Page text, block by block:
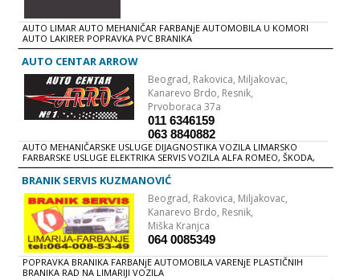
AUTO LIMAR AUTO MEHANIČAR FARBANjE AUTOMOBILA U KOMORI
AUTO LAKIRER POPRAVKA PVC BRANIKA
AUTO CENTAR ARROW
Beograd, Rakovica, Miljakovac,
Kanarevo Brdo, Resnik,
Prvoboraca 37a
011 6346159
063 8840882
AUTO MEHANIČARSKE USLUGE DIJAGNOSTIKA VOZILA LIMARSKO
FARBARSKE USLUGE ELEKTRIKA SERVIS VOZILA ALFA ROMEO, ŠKODA,
AUDI, FIAT, VW, OPEL, SEAT
BRANIK SERVIS KUZMANOVIĆ
Beograd, Rakovica, Miljakovac,
Kanarevo Brdo, Resnik,
Miška Kranjca
064 0085349
POPRAVKA BRANIKA FARBANjE AUTOMOBILA VARENjE PLASTIČNIH
BRANIKA RAD NA LIMARIJI VOZILA